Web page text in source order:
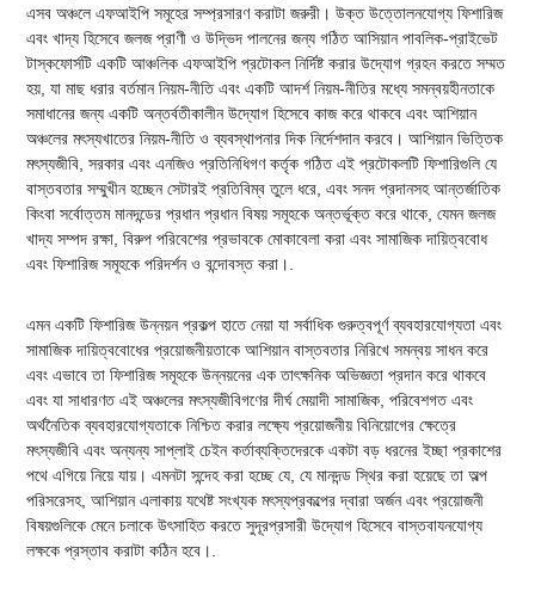
এসব অঞ্চলে এফআইপি সমূহের সম্প্রসারণ করাটা জরুরী। উক্ত উত্তোলনযোগ্য ফিশারিজ
এবং খাদ্য হিসেবে জলজ প্রাণী ও উদ্ভিদ পালনের জন্য গঠিত আসিয়ান পাবলিক-প্রাইভেট
টাস্কফোর্সটি একটি আঞ্চলিক এফআইপি প্রটোকল নির্দিষ্ট করার উদ্যোগ গ্রহন করতে সম্মত
হয়, যা মাছ ধরার বর্তমান নিয়ম-নীতি এবং একটি আদর্শ নিয়ম-নীতির মধ্যে সমন্বয়হীনতাকে
সমাধানের জন্য একটি অন্তর্বতীকালীন উদ্যোগ হিসেবে কাজ করে থাকবে এবং আশিয়ান
অঞ্চলের মৎস্যখাতের নিয়ম-নীতি ও ব্যবস্থাপনার দিক নির্দেশদান করবে। আশিয়ান ভিত্তিক
মৎস্যজীবি, সরকার এবং এনজিও প্রতিনিধিগণ কর্তৃক গঠিত এই প্রটোকলটি ফিশারিগুলি যে
বাস্তবতার সম্মুখীন হচ্ছেন সেটারই প্রতিবিম্ব তুলে ধরে, এবং সনদ প্রদানসহ আন্তর্জাতিক
কিংবা সর্বোত্তম মানদন্ডের প্রধান প্রধান বিষয় সমূহকে অন্তর্ভূক্ত করে থাকে, যেমন জলজ
খাদ্য সম্পদ রক্ষা, বিরুপ পরিবেশের প্রভাবকে মোকাবেলা করা এবং সামাজিক দায়িত্ববোধ
এবং ফিশারিজ সমূহকে পরিদর্শন ও বন্দোবস্ত করা।.
এমন একটি ফিশারিজ উন্নয়ন প্রকল্প হাতে নেয়া যা সর্বাধিক গুরুত্বপূর্ণ ব্যবহারযোগ্যতা এবং
সামাজিক দায়িত্ববোধের প্রয়োজনীয়তাকে আশিয়ান বাস্তবতার নিরিখে সমন্বয় সাধন করে
এবং এভাবে তা ফিশারিজ সমূহকে উন্নয়নের এক তাৎক্ষনিক অভিজ্ঞতা প্রদান করে থাকবে
এবং যা সাধারণত এই অঞ্চলের মৎস্যজীবিগণের দীর্ঘ মেয়াদী সামাজিক, পরিবেশগত এবং
অর্থনৈতিক ব্যবহারযোগ্যতাকে নিশ্চিত করার লক্ষ্যে প্রয়োজনীয় বিনিয়োগের ক্ষেত্রে
মৎস্যজীবি এবং অন্যন্য সাপ্লাই চেইন কর্তাব্যক্তিদেরকে একটা বড় ধরনের ইচ্ছা প্রকাশের
পথে এগিয়ে নিয়ে যায়। এমনটা সন্দেহ করা হচ্ছে যে, যে মানদন্ড স্থির করা হয়েছে তা অল্প
পরিসরেসহ, আশিয়ান এলাকায় যথেষ্ট সংখ্যক মৎস্যপ্রকল্পের দ্বারা অর্জন এবং প্রয়োজনী
বিষয়গুলিকে মেনে চলাকে উৎসাহিত করতে সুদূরপ্রসারী উদ্যোগ হিসেবে বাস্তবাযনযোগ্য
লক্ষকে প্রস্তাব করাটা কঠিন হবে।.